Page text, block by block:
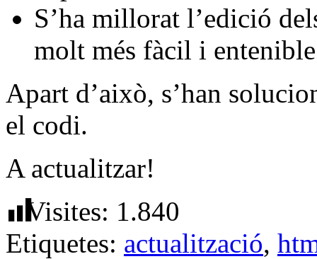
S’ha millorat l’edició
molt més fàcil i
Apart d’això, s’han
el codi.
A actualitzar!
Visites: 1.840
Etiquetes: actualització,